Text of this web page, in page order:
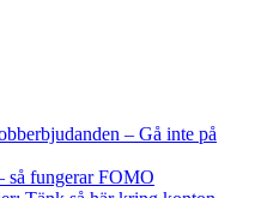
– Gå inte på
så fungerar FOMO